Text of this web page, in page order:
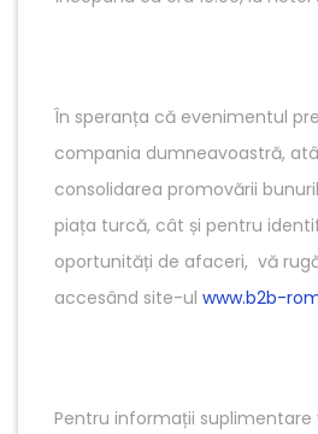
În speranța că evenimentul
compania dumneavoastră,
consolidarea promovării
piața turcă, cât și pentru
oportunități de afaceri, vă
accesând site-ul www.b2b-
Pentru informații suplimentare